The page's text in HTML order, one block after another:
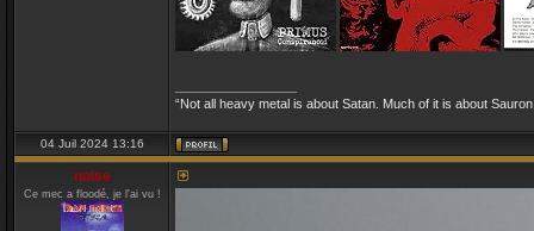
“Not all heavy metal is about Satan. Much of it is about
04 Juil 2024 13:16
noise
Ce mec a floodé, je l'ai vu !